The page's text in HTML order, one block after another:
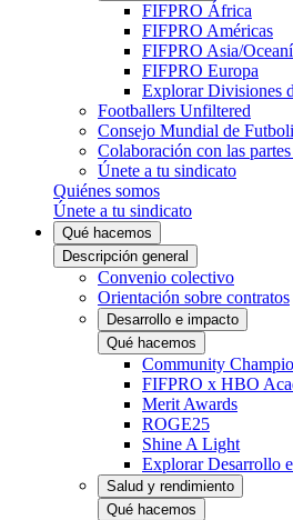
FIFPRO África
FIFPRO Américas
FIFPRO Asia/
FIFPRO Europa
Explorar Divisiones
Footballers Unfiltered
Consejo Mundial de
Colaboración con las partes
Únete a tu sindicato
Quiénes somos
Únete a tu sindicato
Qué hacemos
Descripción general
Convenio colectivo
Orientación sobre contratos
Desarrollo e impacto
Qué hacemos
Community
FIFPRO x HBO
Merit Awards
ROGE25
Shine A Light
Explorar Desarrollo
Salud y rendimiento
Qué hacemos